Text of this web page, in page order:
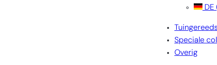
DE
Speciale
Overig